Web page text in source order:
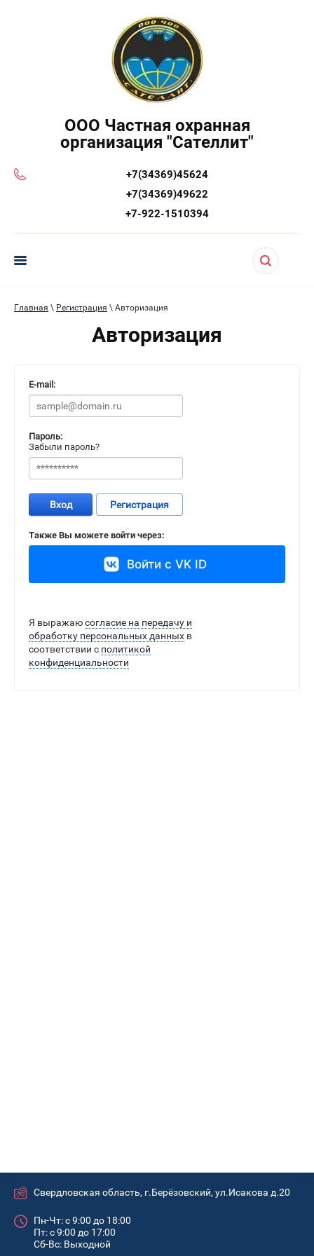
ООО Частная охранная
организация "Сателлит"
+7(34369)45624
+7(34369)49622
+7-922-1510394
Главная \ Регистрация \ Авторизация
Авторизация
E-mail:
Пароль:
Забыли пароль?
Регистрация
Вход
Также Вы можете войти через:
Войти с VK ID
Я выражаюсогласие на передачу и
обработку персональных данных в
соответствии с политикой
конфиденциальности
Свердловская область, г.Берёзовский, ул.Исакова д.20
Пн-Чт: с 9:00 до 18:00
Пт: с 9:00 до 17:00
Сб-Вс: Выходной